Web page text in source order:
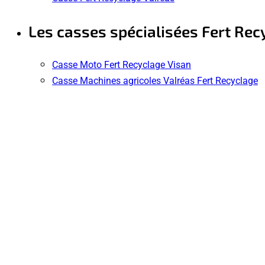
Les casses spécialisées Fert
Casse Moto Fert Recyclage Visan
Casse Machines agricoles Valréas Fert Recyclage